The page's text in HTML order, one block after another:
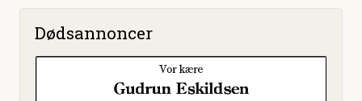
Dødsannoncer